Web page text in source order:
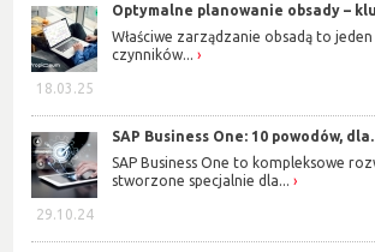
18.03.25
Optymalne planowanie obsady –
Właściwe zarządzanie obsadą to
czynników...
29.10.24
SAP Business One: 10 powodów,
SAP Business One to kompleksowe
stworzone specjalnie dla...